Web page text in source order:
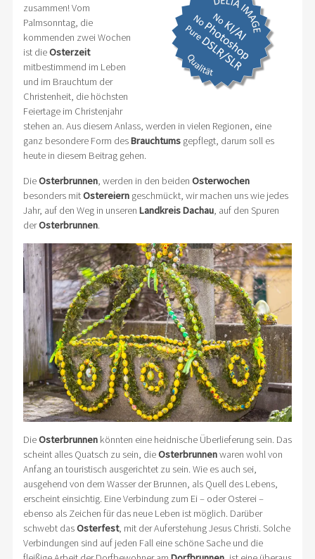
zusammen! Vom
Palmsonntag, die
kommenden zwei Wochen
ist dieOsterzeit
mitbestimmend im Leben
und im Brauchtum der
Christenheit, die höchsten
Feiertage im Christenjahr
stehen an. Aus diesem Anlass, werden in vielen Regionen, eine
ganz besondere Form desBrauchtumsgepflegt, darum soll es
heute in diesem Beitrag gehen.
DieOsterbrunnen, werden in den beiden Osterwochen
besonders mitOstereierngeschmückt, wir machen uns wie jedes
Jahr, auf den Weg in unseren Landkreis Dachau, auf den Spuren
derOsterbrunnen.
DieOsterbrunnenkönnten eine heidnische Überlieferung sein. Das
scheint alles Quatsch zu sein, dieOsterbrunnenwaren wohl von
Anfang an touristisch ausgerichtet zu sein. Wie es auch sei,
ausgehend von dem Wasser der Brunnen, als Quell des Lebens,
erscheint einsichtig. Eine Verbindung zum Ei – oder Osterei –
ebenso als Zeichen für das neue Leben ist möglich. Darüber
schwebt dasOsterfest, mit der Auferstehung Jesus Christi. Solche
Verbindungen sind auf jeden Fall eine schöne Sache und die